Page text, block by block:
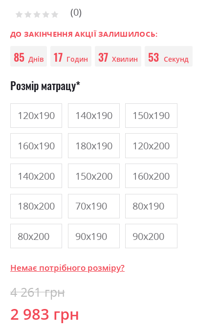
the
of
images
gallery
Рейтинг: 0
ДО ЗАКІНЧЕННЯ АКЦІЇ ЗАЛИШИЛОСЬ:
85 Днів 17 Годин 37 Хвилин 53 Секунд
Розмір матрацу
120х190 140х190 150х190
160х190 180х190 120х200
140х200 150х200 160х200
180х200 70х190 80х190
80х200 90х190 90х200
Немає потрібного розміру?
2 983 грн
4 261 грн